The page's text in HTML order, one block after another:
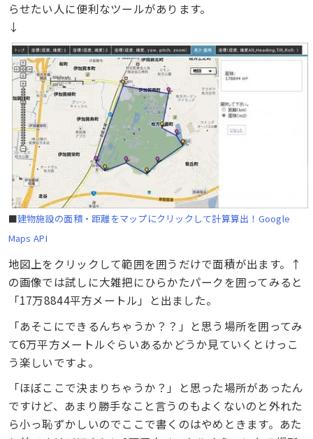
らせたい人に便利なツールがあります。
↓
■建物施設の面積・距離をマップにクリックして計算算出！Google
Maps API
地図上をクリックして範囲を囲うだけで面積が出ます。↑
の画像では試しに大雑把にひらかたパークを囲ってみると
「17万8844平方メートル」と出ました。
「あそこにできるんちゃうか？？」と思う場所を囲ってみ
て6万平方メートルぐらいあるかどうか見ていくとけっこ
う楽しいですよ。
「ほぼここで決まりちゃうか？」と思った場所があったん
ですけど、あまり勝手なこと言うのもよくないのと外れた
ら小っ恥ずかしいのでここで書くのはやめときます。あた